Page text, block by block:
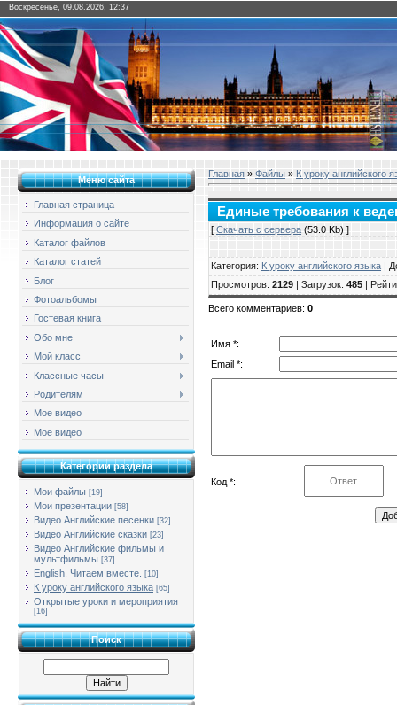
Воскресенье, 09.08.2026, 12:37
Меню сайта
Главная страница
Информация о сайте
Каталог файлов
Каталог статей
Блог
Фотоальбомы
Гостевая книга
Обо мне
Мой класс
Классные часы
Родителям
Мое видео
Мое видео
Категории раздела
Мои файлы [19]
Мои презентации [58]
Видео Английские песенки [32]
Видео Английские сказки [23]
Видео Английские фильмы и
мультфильмы [37]
English. Читаем вместе. [10]
К уроку английского языка [65]
Открытые уроки и мероприятия
[16]
Поиск
Главная » Файлы » К уроку английского
Единые требования к
[ Скачать с сервера (53.0 Kb) ]
Категория: К уроку английского языка |
Просмотров: 2129 | Загрузок: 485 |
Всего комментариев: 0
Имя *:
Email *:
Код *: